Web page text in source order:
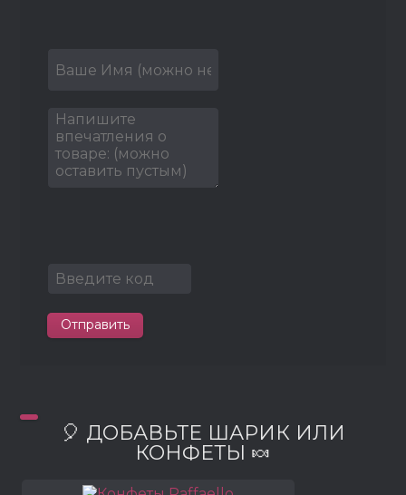
Отправить
🎈 ДОБАВЬТЕ ШАРИК ИЛИ
КОНФЕТЫ 🍬